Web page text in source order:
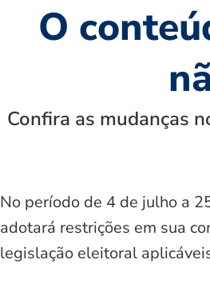
O
Confira as mudanças
No período de 4 de julho a
adotará restrições em sua
legislação eleitoral